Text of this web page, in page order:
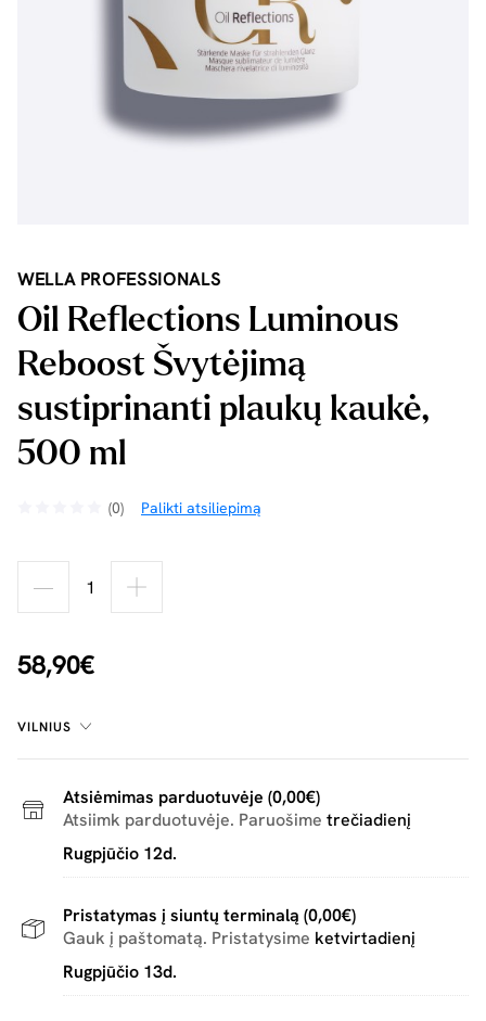
WELLA PROFESSIONALS
Oil Reflections Luminous
Reboost Švytėjimą
sustiprinanti plaukų kaukė,
500 ml
(0) Palikti atsiliepimą
58,90€
VILNIUS
Atsiėmimas parduotuvėje (0,00€)
Atsiimk parduotuvėje. Paruošime trečiadienį
Rugpjūčio 12d.
Pristatymas į siuntų terminalą (0,00€)
Gauk į paštomatą. Pristatysime ketvirtadienį
Rugpjūčio 13d.